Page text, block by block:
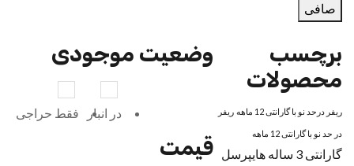
صافی
وضعیت موجودی
فقط حراجی در انبار
قیمت
برچسب
محصولات
ریفر درحد نو با گارانتی 12 ماهه ریفر
در حد نو با گارانتی 12 ماهه
گارانتی 3 ساله هایپرسل